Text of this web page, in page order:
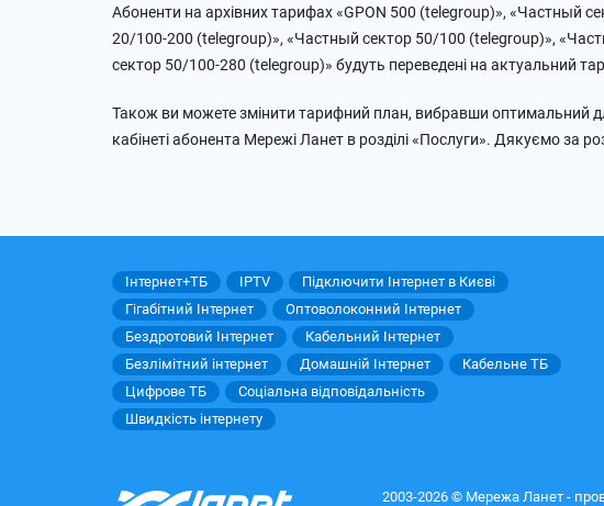
Абоненти на архівних тарифах «GPON 500 (telegroup)», «Частный
20/100-200 (telegroup)», «Частный сектор 50/100 (telegroup)»,
сектор 50/100-280 (telegroup)» будуть переведені на актуальний
Також ви можете змінити тарифний план, вибравши оптимальний
кабінеті абонента Мережі Ланет в розділі «Послуги». Дякуємо за
2003-2026 © Мережа Ланет -
Інтернет+ТБ IPTV
Підключити Інтернет в Києві
Гігабітний Інтернет
Оптоволоконний Інтернет
Бездротовий Інтернет
Кабельний Інтернет
Безлімітний інтернет
Домашній Інтернет
Кабельне ТБ
Цифрове ТБ
Соціальна відповідальність
Швидкість інтернету